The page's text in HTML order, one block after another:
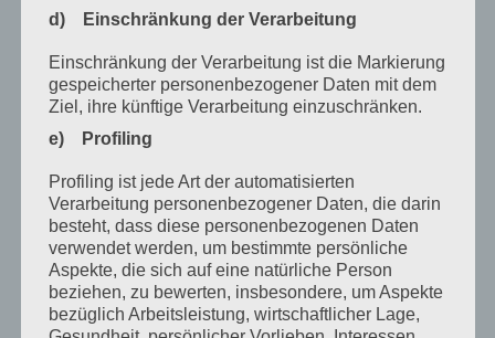
September 2022
August 2022
Juli 2022
April 2022
Februar 2022
Januar 2022
Dezember 2021
Oktober 2021
September 2021
d) Einschränkung der Verarbeitung
Einschränkung der Verarbeitung ist die Markierung
gespeicherter personenbezogener Daten mit dem
Ziel, ihre künftige Verarbeitung einzuschränken.
e) Profiling
Profiling ist jede Art der automatisierten
Verarbeitung personenbezogener Daten, die darin
besteht, dass diese personenbezogenen Daten
verwendet werden, um bestimmte persönliche
Aspekte, die sich auf eine natürliche Person
beziehen, zu bewerten, insbesondere, um Aspekte
bezüglich Arbeitsleistung, wirtschaftlicher Lage,